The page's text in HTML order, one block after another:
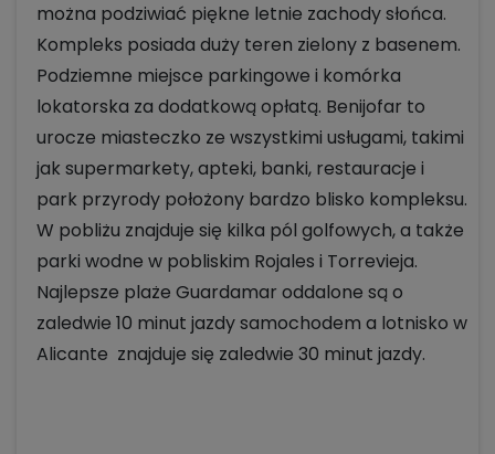
można podziwiać piękne letnie zachody słońca.
Kompleks posiada duży teren zielony z basenem.
Podziemne miejsce parkingowe i komórka
lokatorska za dodatkową opłatą. Benijofar to
urocze miasteczko ze wszystkimi usługami, takimi
jak supermarkety, apteki, banki, restauracje i
park przyrody położony bardzo blisko kompleksu.
W pobliżu znajduje się kilka pól golfowych, a także
parki wodne w pobliskim Rojales i Torrevieja.
Najlepsze plaże Guardamar oddalone są o
zaledwie 10 minut jazdy samochodem a lotnisko w
Alicante znajduje się zaledwie 30 minut jazdy.